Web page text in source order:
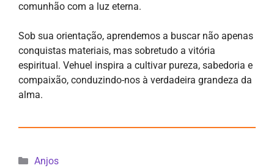
comunhão com a luz eterna.
Sob sua orientação, aprendemos a buscar não apenas
conquistas materiais, mas sobretudo a vitória
espiritual. Vehuel inspira a cultivar pureza, sabedoria e
compaixão, conduzindo-nos à verdadeira grandeza da
alma.
Categorias
Anjos